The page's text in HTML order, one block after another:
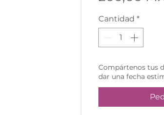
Cantidad *
Compártenos tus
dar una fecha